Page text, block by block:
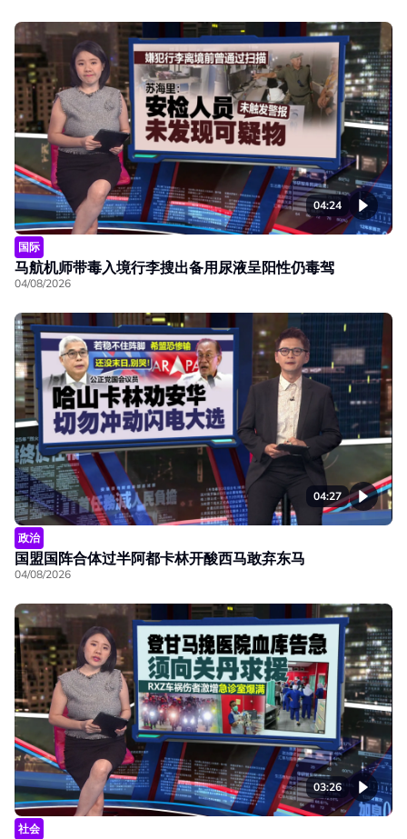
04:24
国际
马航机师带毒入境行李搜出备用尿液呈阳性仍毒驾
04/08/2026
04:27
政治
国盟国阵合体过半阿都卡林开酸西马敢弃东马
04/08/2026
03:26
社会